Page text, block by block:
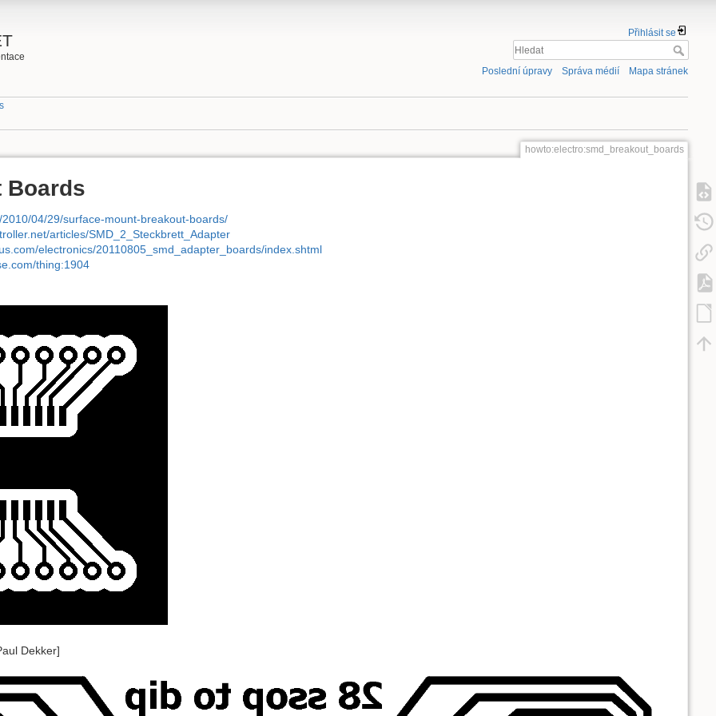
Přihlásit se
Poslední úpravy Správa médií Mapa stránek
howto:electro:smd_breakout_boards
Boards
04/29/surface-mount-breakout-boards/
articles/SMD_2_Steckbrett_Adapter
electronics/20110805_smd_adapter_boards/index.shtml
thing:1904
Dekker]